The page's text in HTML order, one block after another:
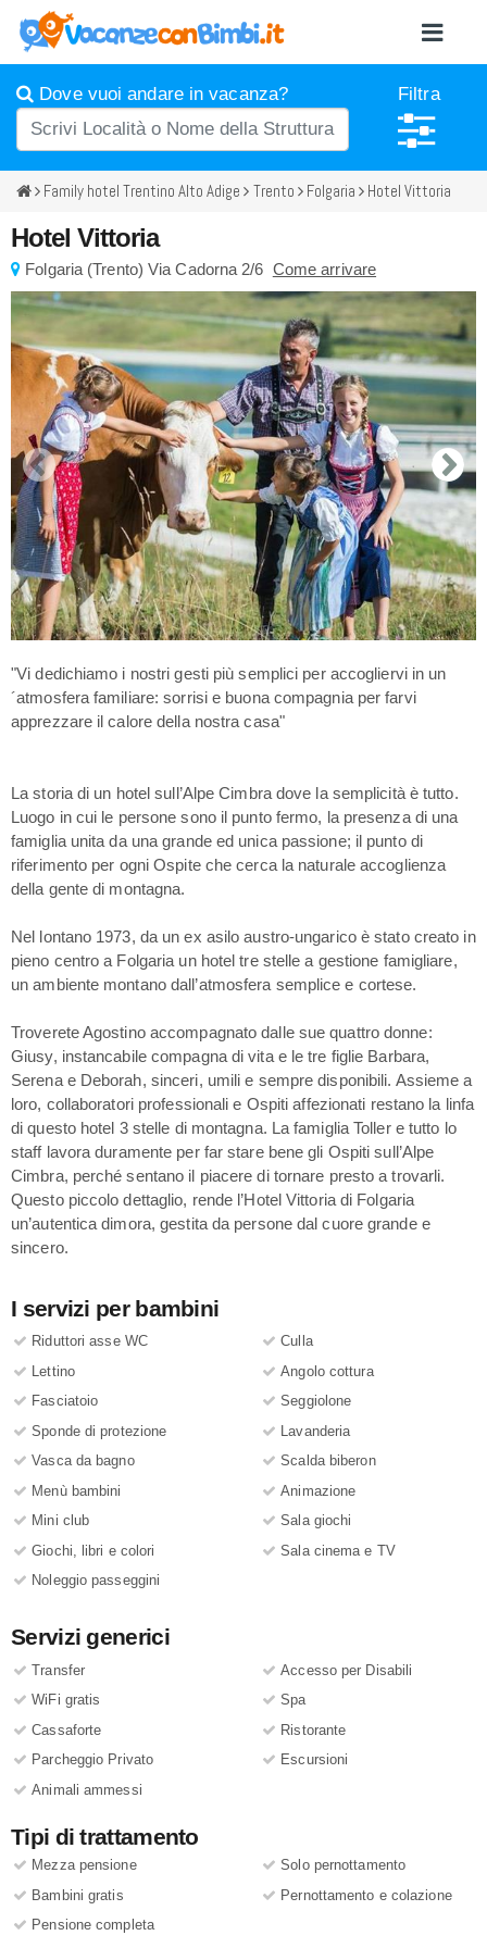
Dove vuoi andare in vacanza? Filtra
Family hotel Trentino Alto Adige Trento Folgaria Hotel Vittoria
Hotel Vittoria
Folgaria (Trento) Via Cadorna 2/6 Come arrivare
"Vi dedichiamo i nostri gesti più semplici per accogliervi in un
´atmosfera familiare: sorrisi e buona compagnia per farvi
apprezzare il calore della nostra casa"
La storia di un hotel sull’Alpe Cimbra dove la semplicità è tutto.
Luogo in cui le persone sono il punto fermo, la presenza di una
famiglia unita da una grande ed unica passione; il punto di
riferimento per ogni Ospite che cerca la naturale accoglienza
della gente di montagna.
Nel lontano 1973, da un ex asilo austro-ungarico è stato creato in
pieno centro a Folgaria un hotel tre stelle a gestione famigliare,
un ambiente montano dall’atmosfera semplice e cortese.
Troverete Agostino accompagnato dalle sue quattro donne:
Giusy, instancabile compagna di vita e le tre figlie Barbara,
Serena e Deborah, sinceri, umili e sempre disponibili. Assieme a
loro, collaboratori professionali e Ospiti affezionati restano la linfa
di questo hotel 3 stelle di montagna. La famiglia Toller e tutto lo
staff lavora duramente per far stare bene gli Ospiti sull’Alpe
Cimbra, perché sentano il piacere di tornare presto a trovarli.
Questo piccolo dettaglio, rende l’Hotel Vittoria di Folgaria
un’autentica dimora, gestita da persone dal cuore grande e
sincero.
I servizi per bambini
Riduttori asse WC
Culla
Lettino
Angolo cottura
Fasciatoio
Seggiolone
Sponde di protezione
Lavanderia
Vasca da bagno
Scalda biberon
Menù bambini
Animazione
Mini club
Sala giochi
Giochi, libri e colori
Sala cinema e TV
Noleggio passeggini
Servizi generici
Transfer
Accesso per Disabili
WiFi gratis
Spa
Cassaforte
Ristorante
Parcheggio Privato
Escursioni
Animali ammessi
Tipi di trattamento
Mezza pensione
Solo pernottamento
Bambini gratis
Pernottamento e colazione
Pensione completa